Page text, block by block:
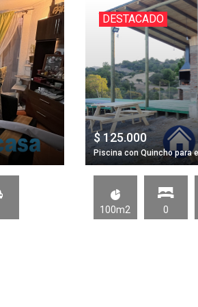
DESTACADO
$ 125.000
Piscina con Quincho para
100m2 0